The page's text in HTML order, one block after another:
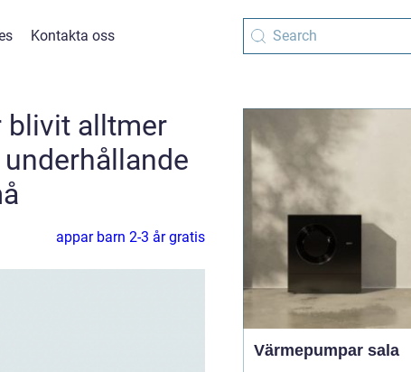
Kontakta oss
blivit alltmer
appar barn 2-3 år gratis
Värmepumpar sala